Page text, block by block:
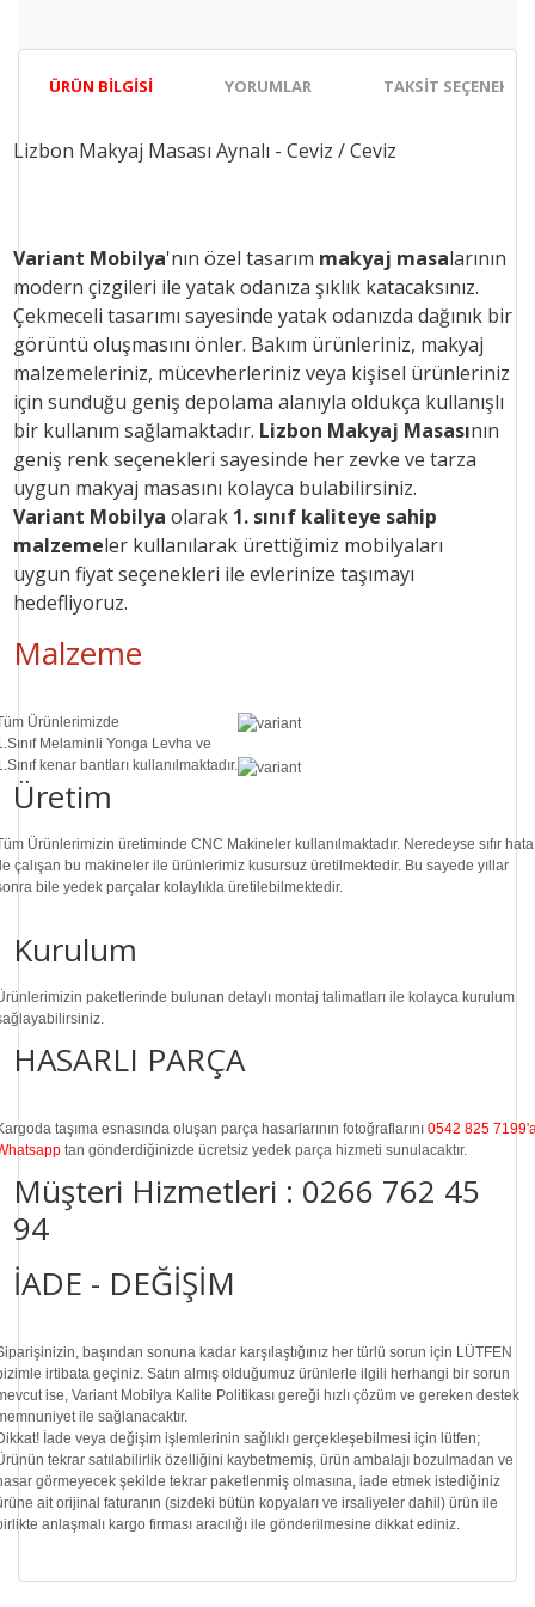
ÜRÜN BILGISI YORUMLAR TAKSIT
Lizbon Makyaj Masası Aynalı - Ceviz / Ceviz
Variant Mobilya'nın özel tasarım makyaj masalarının
modern çizgileri ile yatak odanıza şıklık katacaksınız.
Çekmeceli tasarımı sayesinde yatak odanızda dağınık bir
görüntü oluşmasını önler. Bakım ürünleriniz, makyaj
malzemeleriniz, mücevherleriniz veya kişisel ürünleriniz
için sunduğu geniş depolama alanıyla oldukça kullanışlı
bir kullanım sağlamaktadır. Lizbon Makyaj Masasının
geniş renk seçenekleri sayesinde her zevke ve tarza
uygun makyaj masasını kolayca bulabilirsiniz.
Variant Mobilya olarak 1. sınıf kaliteye sahip
malzemeler kullanılarak ürettiğimiz mobilyaları
uygun fiyat seçenekleri ile evlerinize taşımayı
hedefliyoruz.
Malzeme
Ürünlerimizde
Melaminli Yonga Levha ve
kenar bantları kullanılmaktadır.
Üretim
Ürünlerimizin üretiminde CNC Makineler kullanılmaktadır. Neredeyse sıfır hata
çalışan bu makineler ile ürünlerimiz kusursuz üretilmektedir. Bu sayede yıllar
bile yedek parçalar kolaylıkla üretilebilmektedir.
Kurulum
paketlerinde bulunan detaylı montaj talimatları ile kolayca kurulum
HASARLI PARÇA
taşıma esnasında oluşan parça hasarlarının fotoğraflarını 0542 825
tan gönderdiğinizde ücretsiz yedek parça hizmeti sunulacaktır.
Müşteri Hizmetleri : 0266 762 45
94
İADE - DEĞİŞİM
başından sonuna kadar karşılaştığınız her türlü sorun için LÜTFEN
irtibata geçiniz. Satın almış olduğumuz ürünlerle ilgili herhangi bir sorun
ise, Variant Mobilya Kalite Politikası gereği hızlı çözüm ve gereken destek
ile sağlanacaktır.
İade veya değişim işlemlerinin sağlıklı gerçekleşebilmesi için lütfen;
tekrar satılabilirlik özelliğini kaybetmemiş, ürün ambalajı bozulmadan ve
görmeyecek şekilde tekrar paketlenmiş olmasına, iade etmek istediğiniz
ait orijinal faturanın (sizdeki bütün kopyaları ve irsaliyeler dahil) ürün ile
anlaşmalı kargo firması aracılığı ile gönderilmesine dikkat ediniz.